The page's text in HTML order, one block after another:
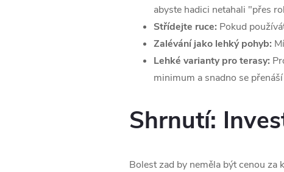
abyste hadici netahali "přes
Střídejte ruce: Pokud
Zalévání jako lehký pohyb:
Lehké varianty pro terasy:
minimum a snadno se
Shrnutí:
Bolest zad by neměla být cenou